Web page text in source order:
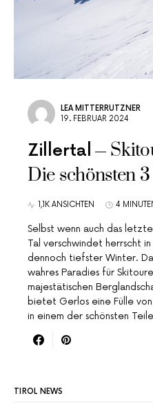
LEA MITTERRUTZNER
19. FEBRUAR 2024
Zillertal
Die schönsten
1,1K ANSICHTEN 4
Selbst wenn auch das
Tal verschwindet herrscht
dennoch tiefster Winter.
wahres Paradies für
majestätischen
bietet Gerlos eine Fülle
in einem der schönsten
TIROL NEWS